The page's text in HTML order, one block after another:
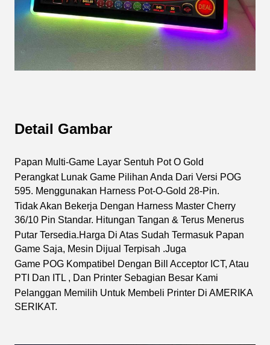
Detail Gambar
Papan Multi-Game Layar Sentuh Pot O Gold
Perangkat Lunak Game Pilihan Anda Dari Versi POG
595. Menggunakan Harness Pot-O-Gold 28-Pin.
Tidak Akan Bekerja Dengan Harness Master Cherry
36/10 Pin Standar. Hitungan Tangan & Terus Menerus
Putar Tersedia.Harga Di Atas Sudah Termasuk Papan
Game Saja, Mesin Dijual Terpisah .Juga
Game POG Kompatibel Dengan Bill Acceptor ICT, Atau
PTI Dan ITL , Dan Printer Sebagian Besar Kami
Pelanggan Memilih Untuk Membeli Printer Di AMERIKA
SERIKAT.